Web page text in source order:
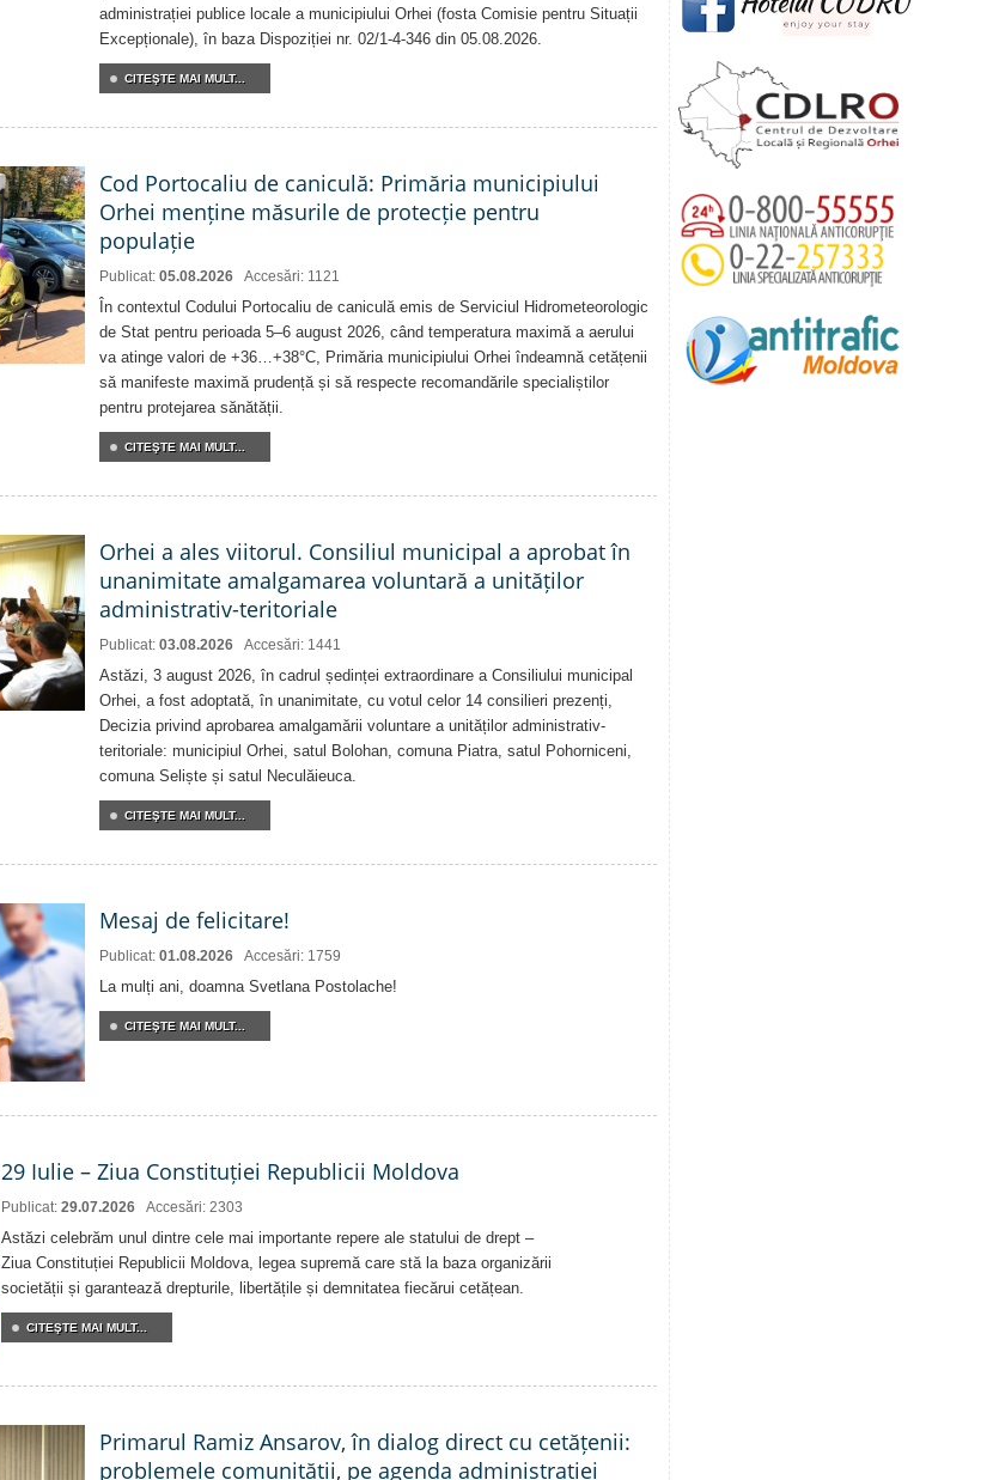
administrației publice locale a municipiului Orhei (fosta Comisie pentru Situații
Excepționale), în baza Dispoziției nr. 02/1-4-346 din 05.08.2026.
CITEŞTE MAI MULT...
Cod Portocaliu de caniculă: Primăria municipiului
Orhei menține măsurile de protecție pentru
populație
Publicat: 05.08.2026 Accesări: 1121
În contextul Codului Portocaliu de caniculă emis de Serviciul Hidrometeorologic
de Stat pentru perioada 5–6 august 2026, când temperatura maximă a aerului
va atinge valori de +36…+38°C, Primăria municipiului Orhei îndeamnă cetățenii
să manifeste maximă prudență și să respecte recomandările specialiștilor
pentru protejarea sănătății.
CITEŞTE MAI MULT...
Orhei a ales viitorul. Consiliul municipal a aprobat în
unanimitate amalgamarea voluntară a unităților
administrativ-teritoriale
Publicat: 03.08.2026 Accesări: 1441
Astăzi, 3 august 2026, în cadrul ședinței extraordinare a Consiliului municipal
Orhei, a fost adoptată, în unanimitate, cu votul celor 14 consilieri prezenți,
Decizia privind aprobarea amalgamării voluntare a unităților administrativ-
teritoriale: municipiul Orhei, satul Bolohan, comuna Piatra, satul Pohorniceni,
comuna Seliște și satul Neculăieuca.
CITEŞTE MAI MULT...
Mesaj de felicitare!
Publicat: 01.08.2026 Accesări: 1759
La mulți ani, doamna Svetlana Postolache!
CITEŞTE MAI MULT...
29 Iulie – Ziua Constituției Republicii Moldova
Publicat: 29.07.2026 Accesări: 2303
Astăzi celebrăm unul dintre cele mai importante repere ale statului de drept –
Ziua Constituției Republicii Moldova, legea supremă care stă la baza organizării
societății și garantează drepturile, libertățile și demnitatea fiecărui cetățean.
CITEŞTE MAI MULT...
Primarul Ramiz Ansarov, în dialog direct cu cetățenii:
problemele comunității, pe agenda administrației